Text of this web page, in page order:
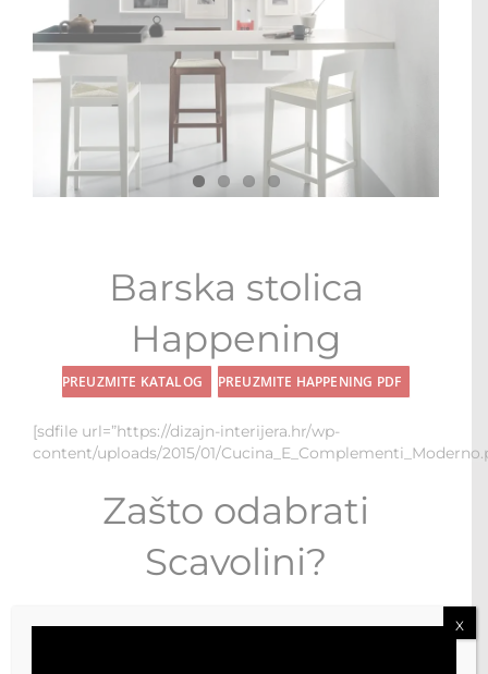
KUPAONICE
DNEVNI BORAVCI
MULTI-FUNKCIONALNI MODULI
Barska stolica
Happening
PREUZMITE KATALOG PREUZMITE HAPPENING PDF
[sdfile url=”https://dizajn-interijera.hr/wp-
content/uploads/2015/01/
Zašto odabrati
Scavolini?
X